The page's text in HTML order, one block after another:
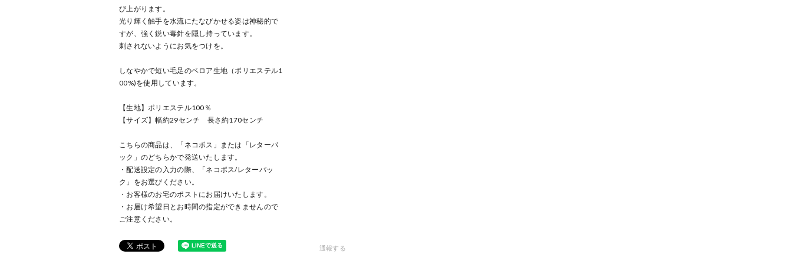
び上がります。
光り輝く触手を水流にたなびかせる姿は神秘的で
すが、強く鋭い毒針を隠し持っています。
刺されないようにお気をつけを。
しなやかで短い毛足のベロア生地（ポリエステル1
00%)を使用しています。
【生地】ポリエステル100％
【サイズ】幅約29センチ 長さ約170センチ
こちらの商品は、「ネコポス」または「レターパ
ック」のどちらかで発送いたします。
・配送設定の入力の際、「ネコポス/レターパッ
ク」をお選びください。
・お客様のお宅のポストにお届けいたします。
・お届け希望日とお時間の指定ができませんので
ご注意ください。
通報する